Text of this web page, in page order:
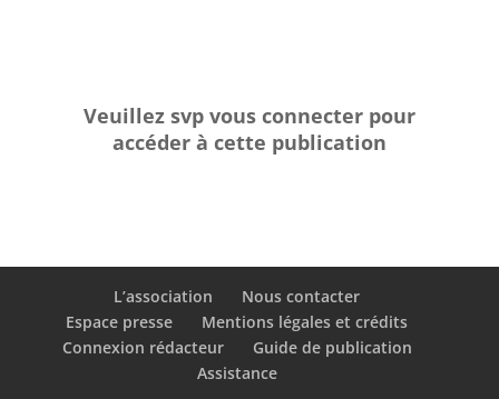
Veuillez svp vous connecter pour
accéder à cette publication
L’association
Nous contacter
Espace presse
Mentions légales et crédits
Connexion rédacteur
Guide de publication
Assistance